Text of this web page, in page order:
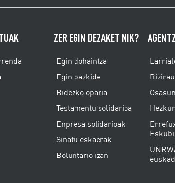
ZER EGIN DEZAKET NIK?
Egin dohaintza
Egin bazkide
Bidezko oparia
Testamentu solidarioa
Enpresa solidarioak
Sinatu eskaerak
Boluntario izan